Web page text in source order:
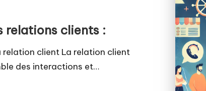
relations clients :
relation client La relation client
des interactions et…